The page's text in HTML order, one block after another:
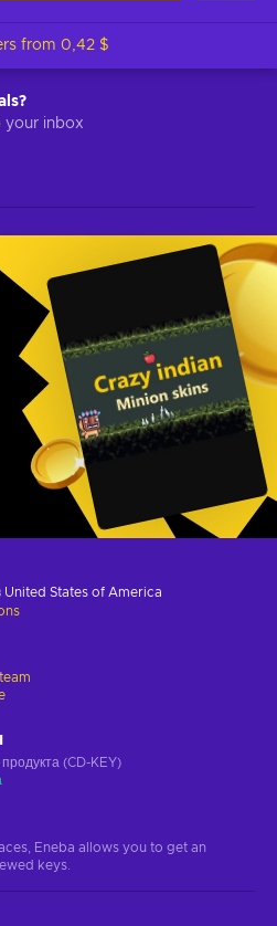
from 0,42 $
your inbox
United States of America
(CD-KEY)
Eneba allows you to get an
keys.